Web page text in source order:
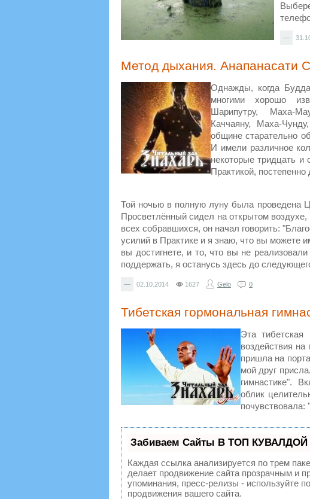
—
Метод дыхания. Анапанасати
Однажды, когда
многими хорошо
Шарипутру, Маха-
Каччаяну, Маха-
общине старательно
И имели различное
некоторые тридцать и
Практикой,
Той ночью в полную луну была проведена
Просветлённый сидел на открытом воздухе,
всех собравшихся, он начал говорить:
усилий в Практике и я знаю, что вы можете
вы достигнете, и то, что вы не
поддержать, я останусь здесь до
— 02.10.2014 1627 Gelo 0
Тибетская гормональная
Эта тибетская
воздействия
пришла на
мой друг
гимнастике".
облик
почувствовала:
Забиваем Сайты В ТОП КУВАЛДОЙ
Каждая ссылка анализируется по трем
делает продвижение сайта прозрачным и
упоминания, пресс-релизы - используйте
продвижения вашего сайта.